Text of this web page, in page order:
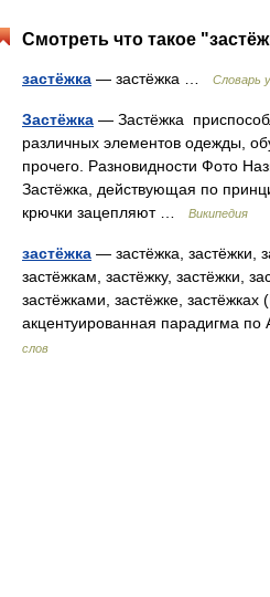
Смотреть что такое
застёжка — застёжка … Словарь
Застёжка — Застёжка
различных элементов одежды,
прочего. Разновидности Фото
Застёжка, действующая по
крючки зацепляют …
Википедия
застёжка — застёжка, застёжки,
застёжкам, застёжку, застёжки,
застёжками, застёжке, застёжках
акцентуированная парадигма
слов